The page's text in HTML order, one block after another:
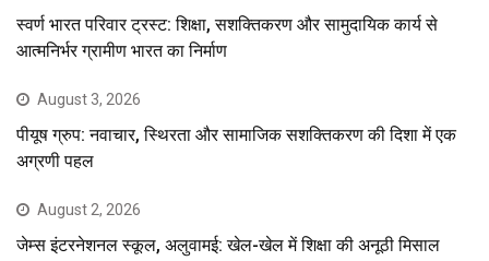
स्वर्ण भारत परिवार ट्रस्ट: शिक्षा, सशक्तिकरण और सामुदायिक कार्य से
आत्मनिर्भर ग्रामीण भारत का निर्माण
August 3, 2026
पीयूष ग्रुप: नवाचार, स्थिरता और सामाजिक सशक्तिकरण की दिशा में एक
अग्रणी पहल
August 2, 2026
जेम्स इंटरनेशनल स्कूल, अलुवामई: खेल-खेल में शिक्षा की अनूठी मिसाल